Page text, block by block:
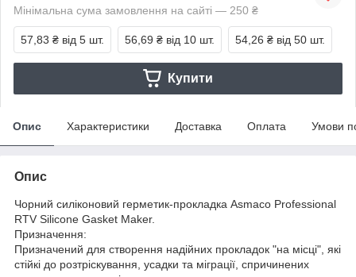
Мінімальна сума замовлення на сайті — 250 ₴
57,83 ₴ від 5 шт. 56,69 ₴ від 10 шт. 54,26 ₴ від 50 шт.
Купити
Опис Характеристики Доставка Оплата Умови
Опис
Чорний силіконовий герметик-прокладка Asmaco Professional
RTV Silicone Gasket Maker.
Призначення:
Призначений для створення надійних прокладок "на місці", які
стійкі до розтріскування, усадки та міграції, спричинених